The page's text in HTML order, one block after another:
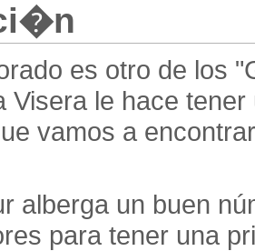
es otro de los
Visera le hace
vamos a
alberga un buen
para tener una